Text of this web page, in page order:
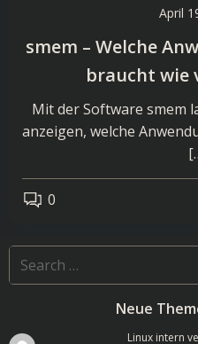
April
smem – Welche
braucht wie
Mit der Software smem
anzeigen, welche
0
Search
for:
Neue
Linux intern